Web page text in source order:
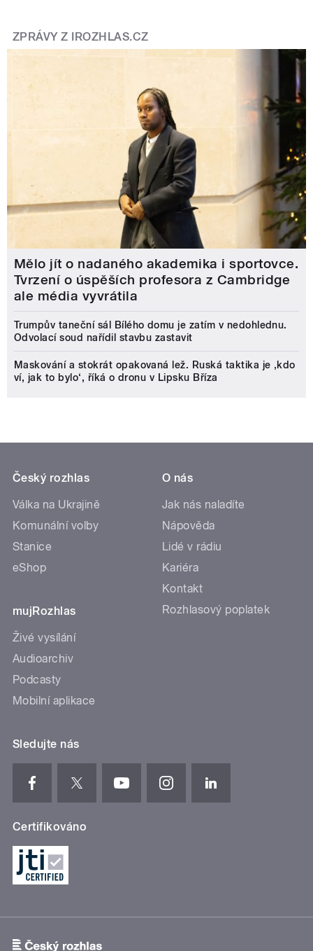
ZPRÁVY Z IROZHLAS.CZ
Mělo jít o nadaného akademika i sportovce.
Tvrzení o úspěších profesora z Cambridge
ale média vyvrátila
Trumpův taneční sál Bílého domu je zatím v nedohlednu.
Odvolací soud nařídil stavbu zastavit
Maskování a stokrát opakovaná lež. Ruská taktika je ‚kdo
ví, jak to bylo‘, říká o dronu v Lipsku Bříza
Český rozhlas
Válka na Ukrajině
Komunální volby
Stanice
eShop
mujRozhlas
Živé vysílání
Audioarchiv
Podcasty
Mobilní aplikace
O nás
Jak nás naladíte
Nápověda
Lidé v rádiu
Kariéra
Kontakt
Rozhlasový poplatek
Sledujte nás
Certifikováno